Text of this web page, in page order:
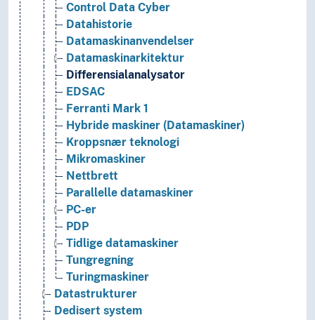
Control Data Cyber
Datahistorie
Datamaskinanvendelser
Datamaskinarkitektur
Differensialanalysator
EDSAC
Ferranti Mark 1
Hybride maskiner (Datamaskiner)
Kroppsnær teknologi
Mikromaskiner
Nettbrett
Parallelle datamaskiner
PC-er
PDP
Tidlige datamaskiner
Tungregning
Turingmaskiner
Datastrukturer
Dedisert system